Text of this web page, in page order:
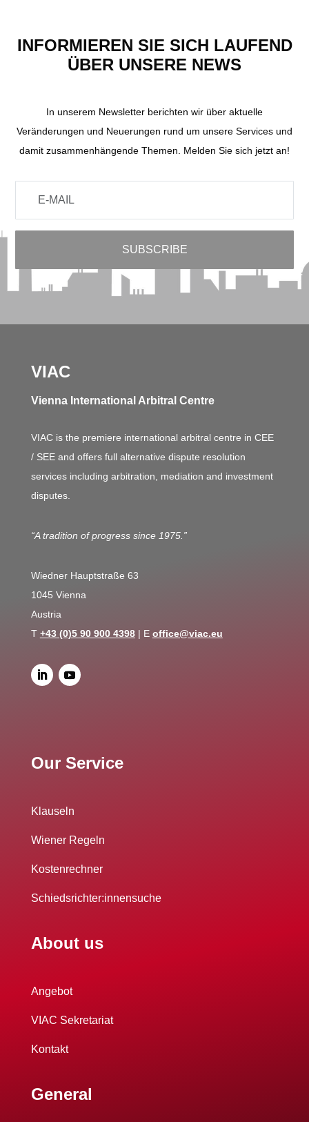
INFORMIEREN SIE SICH LAUFEND
ÜBER UNSERE NEWS
In unserem Newsletter berichten wir über aktuelle
Veränderungen und Neuerungen rund um unsere Services und
damit zusammenhängende Themen. Melden Sie sich jetzt an!
VIAC
Vienna International Arbitral Centre
VIAC is the premiere international arbitral centre in CEE
/ SEE and offers full alternative dispute resolution
services including arbitration, mediation and investment
disputes.
“A tradition of progress since 1975.”
Wiedner Hauptstraße 63
1045 Vienna
Austria
T +43 (0)5 90 900 4398| E office@viac.eu
Our Service
Klauseln
Wiener Regeln
Kostenrechner
Schiedsrichter:innensuche
About us
Angebot
VIAC Sekretariat
Kontakt
General